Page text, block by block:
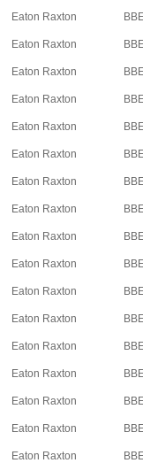
Eaton Raxton
Eaton Raxton
Eaton Raxton
Eaton Raxton
Eaton Raxton
Eaton Raxton
Eaton Raxton
Eaton Raxton
Eaton Raxton
Eaton Raxton
Eaton Raxton
Eaton Raxton
Eaton Raxton
Eaton Raxton
Eaton Raxton
Eaton Raxton
Eaton Raxton